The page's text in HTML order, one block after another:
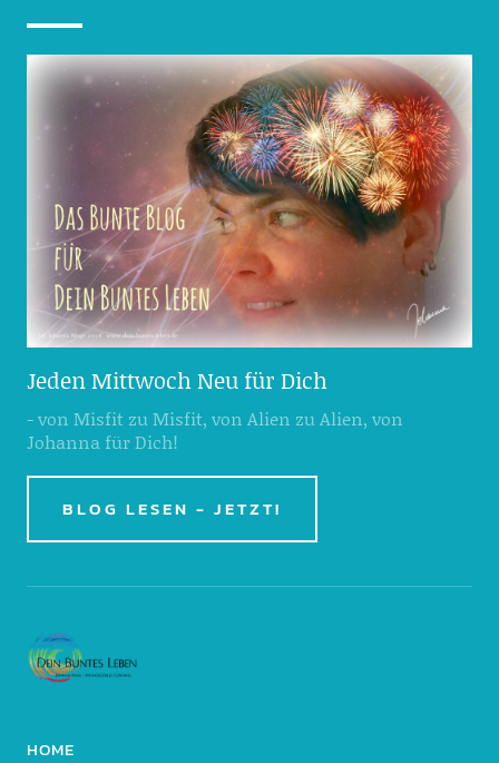
Jeden Mittwoch Neu für Dich
- von Misfit zu Misfit, von Alien zu Alien, von
Johanna für Dich!
BLOG LESEN - JETZT!
HOME